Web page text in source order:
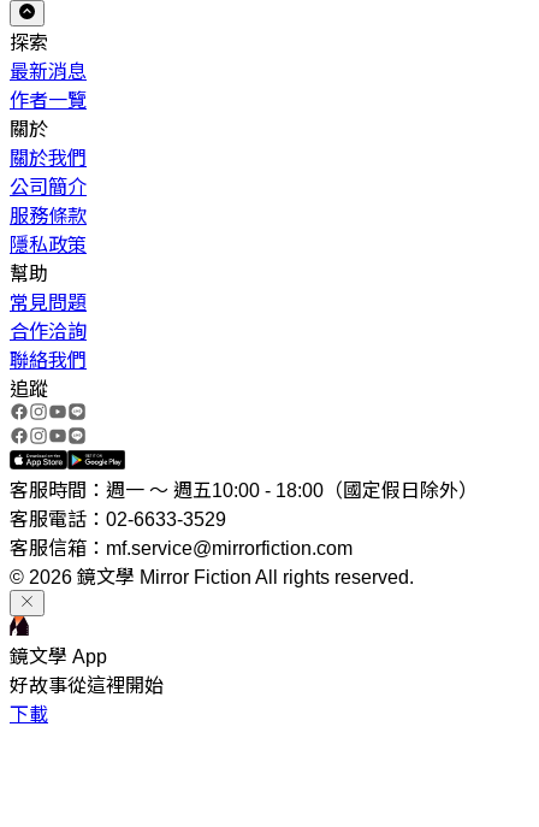
探索
最新消息
作者一覽
關於
關於我們
公司簡介
服務條款
隱私政策
幫助
常見問題
合作洽詢
聯絡我們
追蹤
客服時間：週一 ～ 週五10:00 - 18:00（國定假日除外）
客服電話：02-6633-3529
客服信箱：mf.service@mirrorfiction.com
© 2026 鏡文學 Mirror Fiction All rights reserved.
鏡文學 App
好故事從這裡開始
下載